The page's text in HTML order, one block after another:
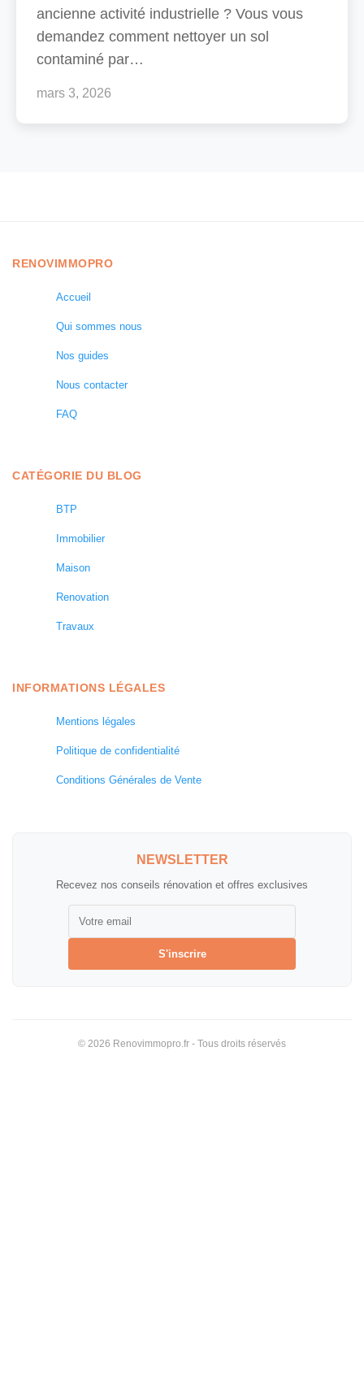
ancienne activité industrielle ? Vous vous
demandez comment nettoyer un sol
contaminé par…
mars 3, 2026
NEWSLETTER
Recevez nos conseils rénovation et offres exclusives
S'inscrire
RENOVIMMOPRO
Accueil
Qui sommes nous
Nos guides
Nous contacter
FAQ
CATÉGORIE DU BLOG
BTP
Immobilier
Maison
Renovation
Travaux
INFORMATIONS LÉGALES
Mentions légales
Politique de confidentialité
Conditions Générales de Vente
© 2026 Renovimmopro.fr - Tous droits réservés